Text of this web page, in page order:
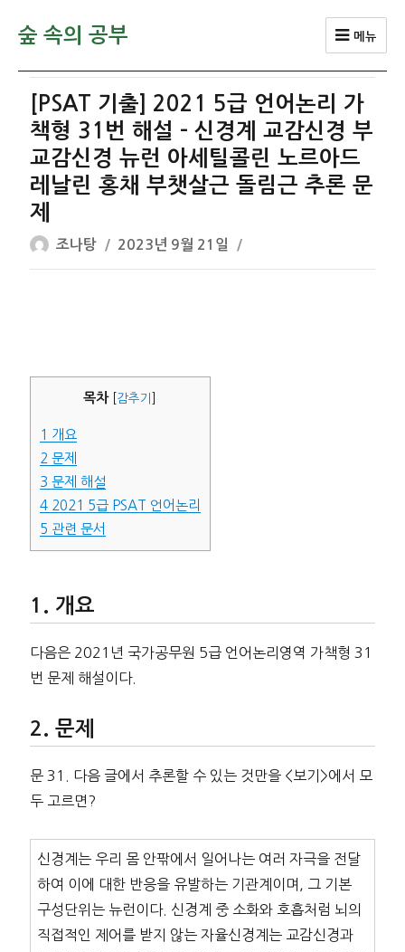
숲 속의 공부 메뉴
[PSAT 기출] 2021 5급 언어논리 가
책형 31번 해설 – 신경계 교감신경 부
교감신경 뉴런 아세틸콜린 노르아드
레날린 홍채 부챗살근 돌림근 추론 문
제
글
쓴
조나탕
작
성
2023년 9월 21일
목차 감추기
1 개요
2 문제
3 문제 해설
42021 5급 PSAT 언어논리
5 관련 문서
개요
다음은 2021년 국가공무원 5급 언어논리영역 가책형 31
번 문제 해설이다.
문제
문 31. 다음 글에서 추론할 수 있는 것만을 <보기>에서 모
두 고르면?
신경계는 우리 몸 안팎에서 일어나는 여러 자극을 전달
하여 이에 대한 반응을 유발하는 기관계이며, 그 기본
구성단위는 뉴런이다. 신경계 중 소화와 호흡처럼 뇌의
직접적인 제어를 받지 않는 자율신경계는 교감신경과